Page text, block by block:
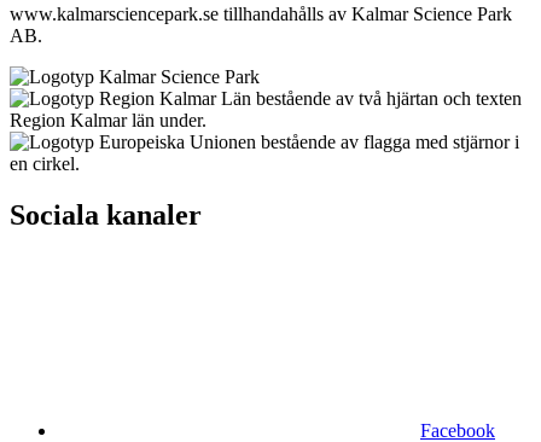
www.kalmarsciencepark.se tillhandahålls av Kalmar Science Park
AB.
Sociala kanaler
Facebook